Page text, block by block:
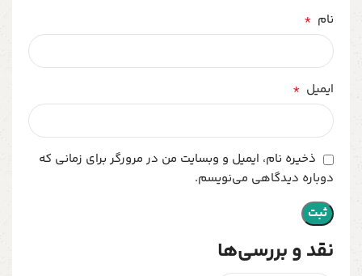
نقد و بررسی‌ها
نام *
ایمیل *
ذخیره نام، ایمیل و وبسایت من در مرورگر برای زمانی که
دوباره دیدگاهی می‌نویسم.